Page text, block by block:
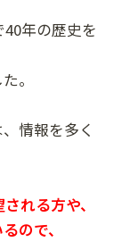
年の歴史を
。
情報を多く
れる方や、
ので、